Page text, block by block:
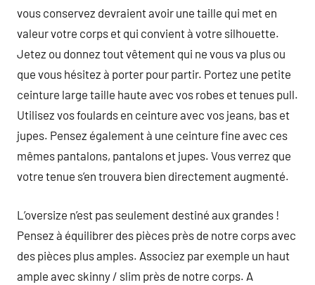
vous conservez devraient avoir une taille qui met en
valeur votre corps et qui convient à votre silhouette.
Jetez ou donnez tout vêtement qui ne vous va plus ou
que vous hésitez à porter pour partir. Portez une petite
ceinture large taille haute avec vos robes et tenues pull.
Utilisez vos foulards en ceinture avec vos jeans, bas et
jupes. Pensez également à une ceinture fine avec ces
mêmes pantalons, pantalons et jupes. Vous verrez que
votre tenue s’en trouvera bien directement augmenté.
L’oversize n’est pas seulement destiné aux grandes !
Pensez à équilibrer des pièces près de notre corps avec
des pièces plus amples. Associez par exemple un haut
ample avec skinny / slim près de notre corps. A